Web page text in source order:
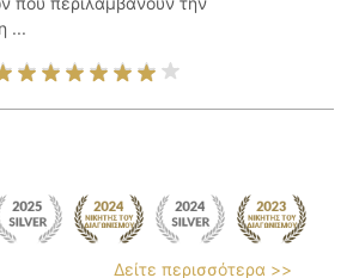
...
Δείτε περισσότερα >>